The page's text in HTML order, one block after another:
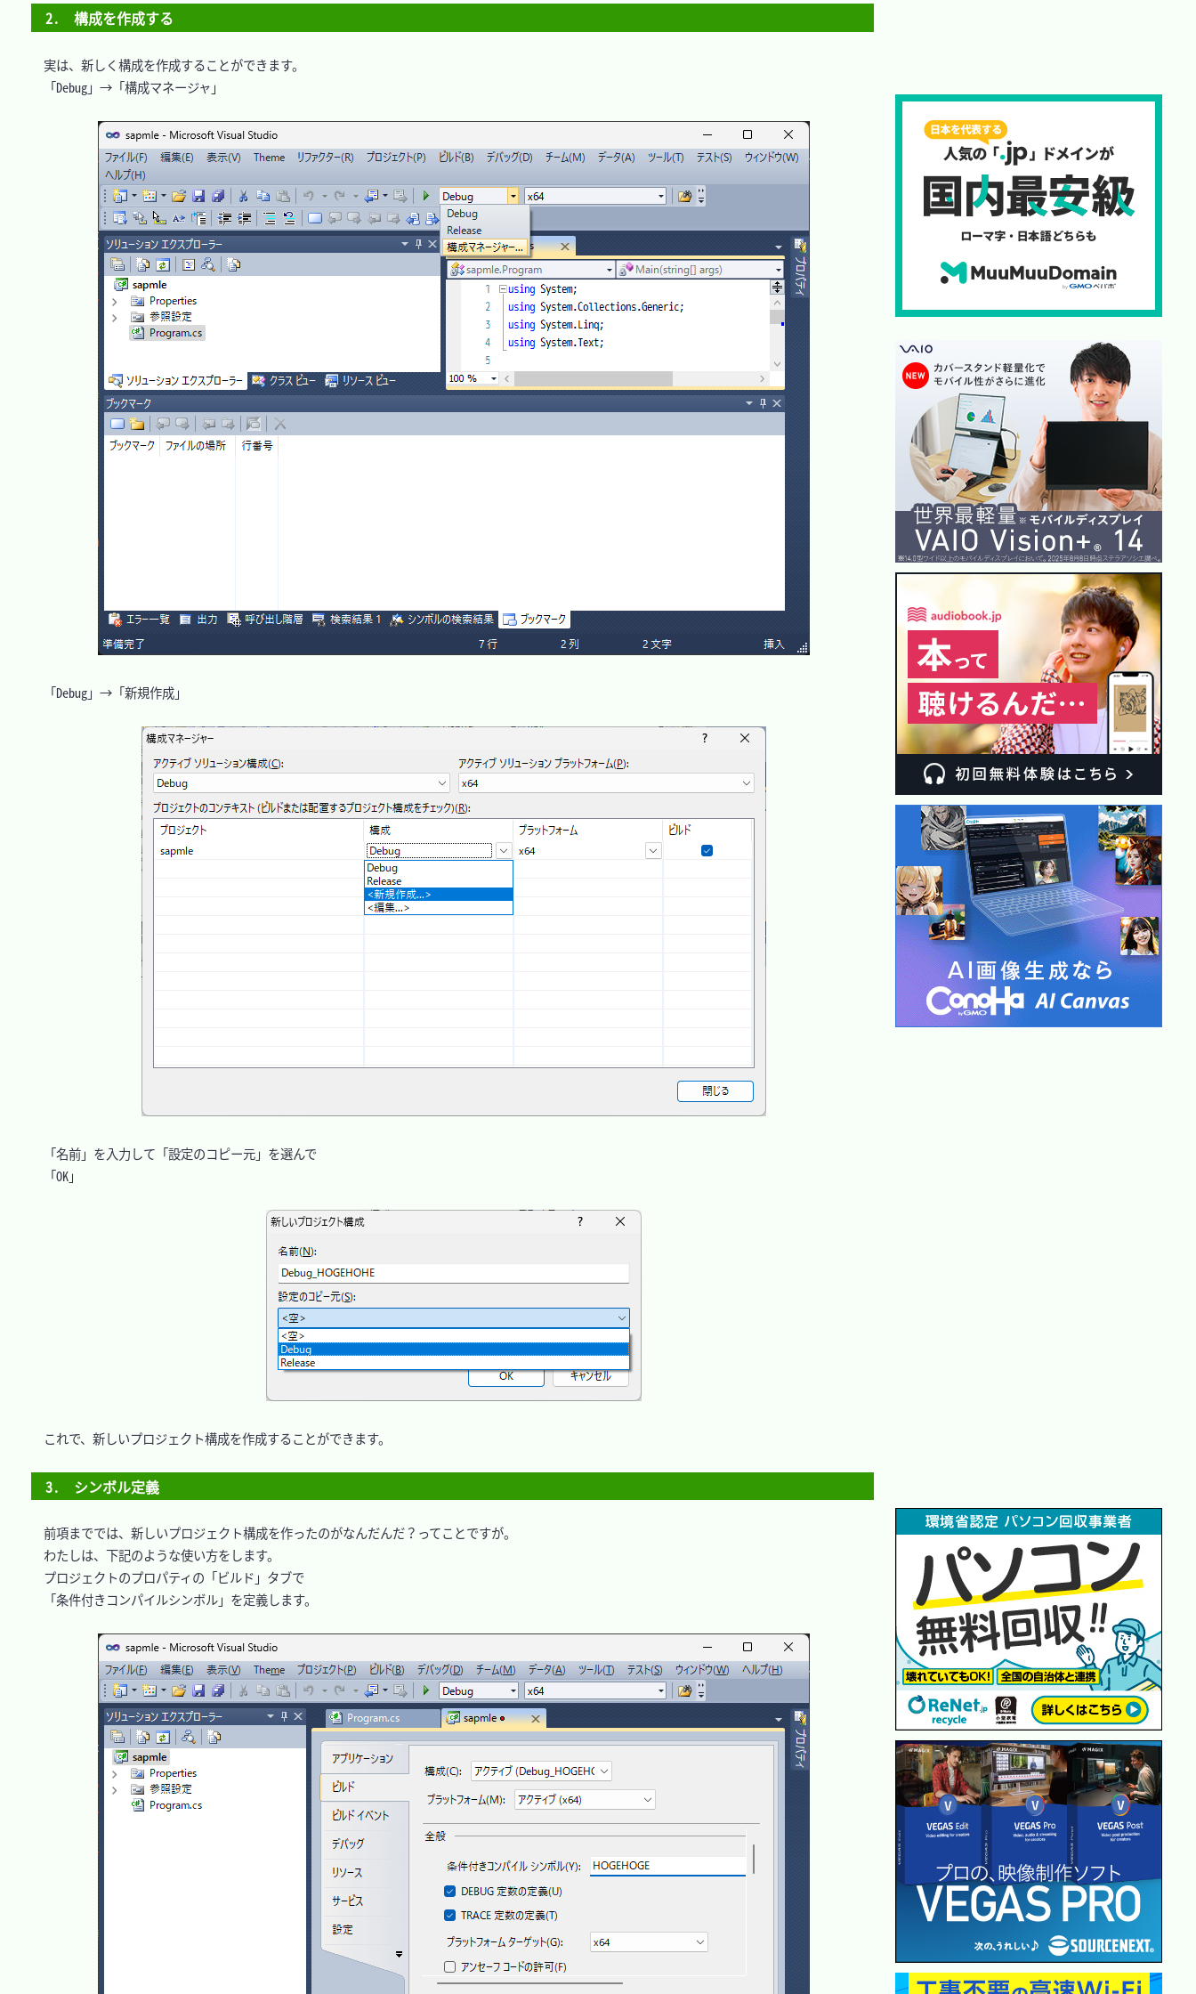
2.　構成を作成する
実は、新しく構成を作成することができます。
「Debug」→「構成マネージャ」
「Debug」→「新規作成」
「名前」を入力して「設定のコピー元」を選んで
「OK」
これで、新しいプロジェクト構成を作成することができます。
3.　シンボル定義
前項まででは、新しいプロジェクト構成を作ったのがなんだんだ？ってことですが。
わたしは、下記のような使い方をします。
プロジェクトのプロパティの「ビルド」タブで
「条件付きコンパイルシンボル」を定義します。